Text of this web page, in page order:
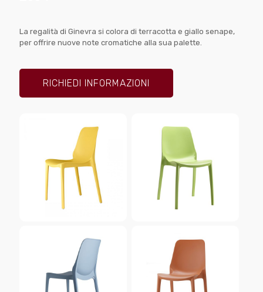
La regalità di Ginevra si colora di terracotta e giallo senape,
per offrire nuove note cromatiche alla sua palette.
RICHIEDI INFORMAZIONI